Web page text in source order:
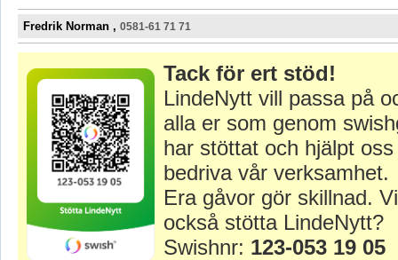
Fredrik Norman , 0581-61 71 71
Tack för ert stöd!
LindeNytt vill passa på
alla er som genom
har stöttat och hjälpt
bedriva vår verksamhet.
Era gåvor gör skillnad.
också stötta LindeNytt?
Swishnr: 123-053 19 05